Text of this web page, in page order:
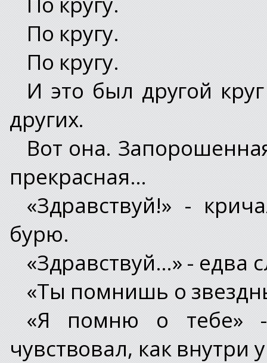
По кругу.
По кругу.
И это был другой
других.
Вот она.
прекрасная…
«Здравствуй!» -
бурю.
«Здравствуй…» - едва
«Ты помнишь о
«Я помню о тебе»
чувствовал, как внутри